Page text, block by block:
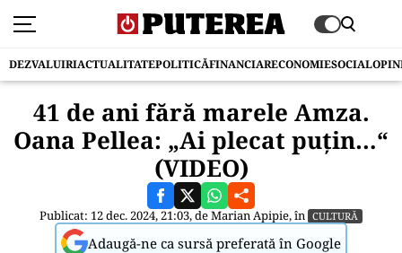
DEZVALUIRIACTUALITATEPOLITICĂFINANCIARECONOMIESOCIAL
41 de ani fără marele Amza.
Oana Pellea: „Ai plecat puțin…“
(VIDEO)
Publicat: 12 dec. 2024, 21:03, deMarian Apipie, în CULTURĂ
Adaugă-ne ca sursă preferată în Google